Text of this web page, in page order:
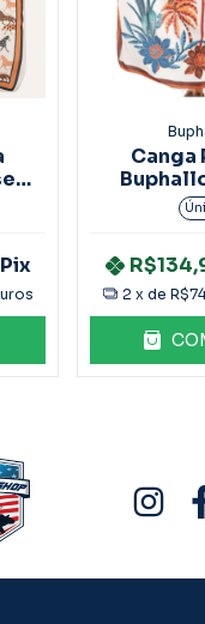
Pix
Canga
floral
2 x de